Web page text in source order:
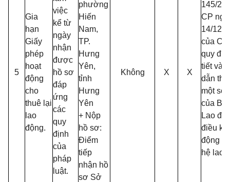
5
Gia
hạn
Giấy
phép
hoạt
động
cho
thuê lại
lao
động.
việc
kể từ
ngày
nhận
được
hồ sơ
đáp
ứng
các
quy
định
của
pháp
luật.
phường
Hiến
Nam,
TP.
Hưng
Yên,
tỉnh
Hưng
Yên
+ Nộp
hồ sơ:
Điểm
tiếp
nhận hồ
sơ Sở
Không X X
145/
CP
14/12/
của
quy
tiết và
dẫn thi
một số
của Bộ
Lao
điều
động
hệ lao